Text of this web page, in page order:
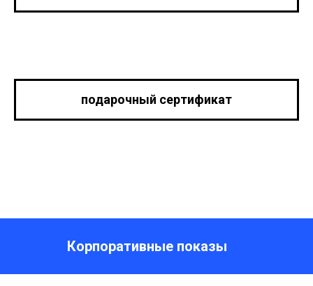
подарочный сертификат
Корпоративные показы